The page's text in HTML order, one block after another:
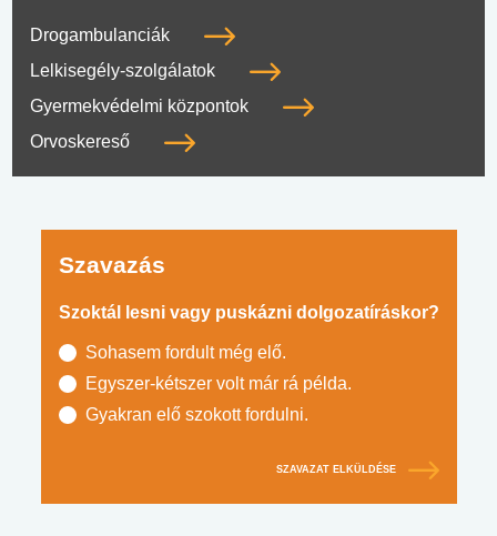
Drogambulanciák
Lelkisegély-szolgálatok
Gyermekvédelmi központok
Orvoskereső
Szavazás
Szoktál lesni vagy puskázni dolgozatíráskor?
Sohasem fordult még elő.
Egyszer-kétszer volt már rá példa.
Gyakran elő szokott fordulni.
SZAVAZAT ELKÜLDÉSE